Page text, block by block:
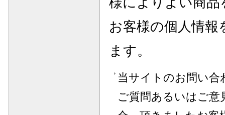
お客様の個人情
ます。
当サイトのお問い合
ご質問あるいはご